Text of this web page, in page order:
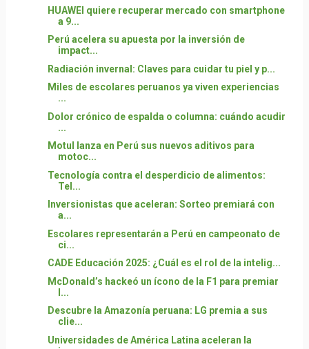
HUAWEI quiere recuperar mercado con smartphone
a 9...
Perú acelera su apuesta por la inversión de
impact...
Radiación invernal: Claves para cuidar tu piel y p...
Miles de escolares peruanos ya viven experiencias
...
Dolor crónico de espalda o columna: cuándo acudir
...
Motul lanza en Perú sus nuevos aditivos para
motoc...
Tecnología contra el desperdicio de alimentos:
Tel...
Inversionistas que aceleran: Sorteo premiará con
a...
Escolares representarán a Perú en campeonato de
ci...
CADE Educación 2025: ¿Cuál es el rol de la intelig...
McDonald’s hackeó un ícono de la F1 para premiar
l...
Descubre la Amazonía peruana: LG premia a sus
clie...
Universidades de América Latina aceleran la